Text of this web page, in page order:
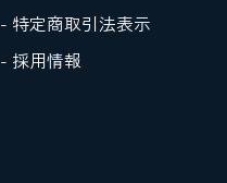
- 特定商取引法表示
- 採用情報